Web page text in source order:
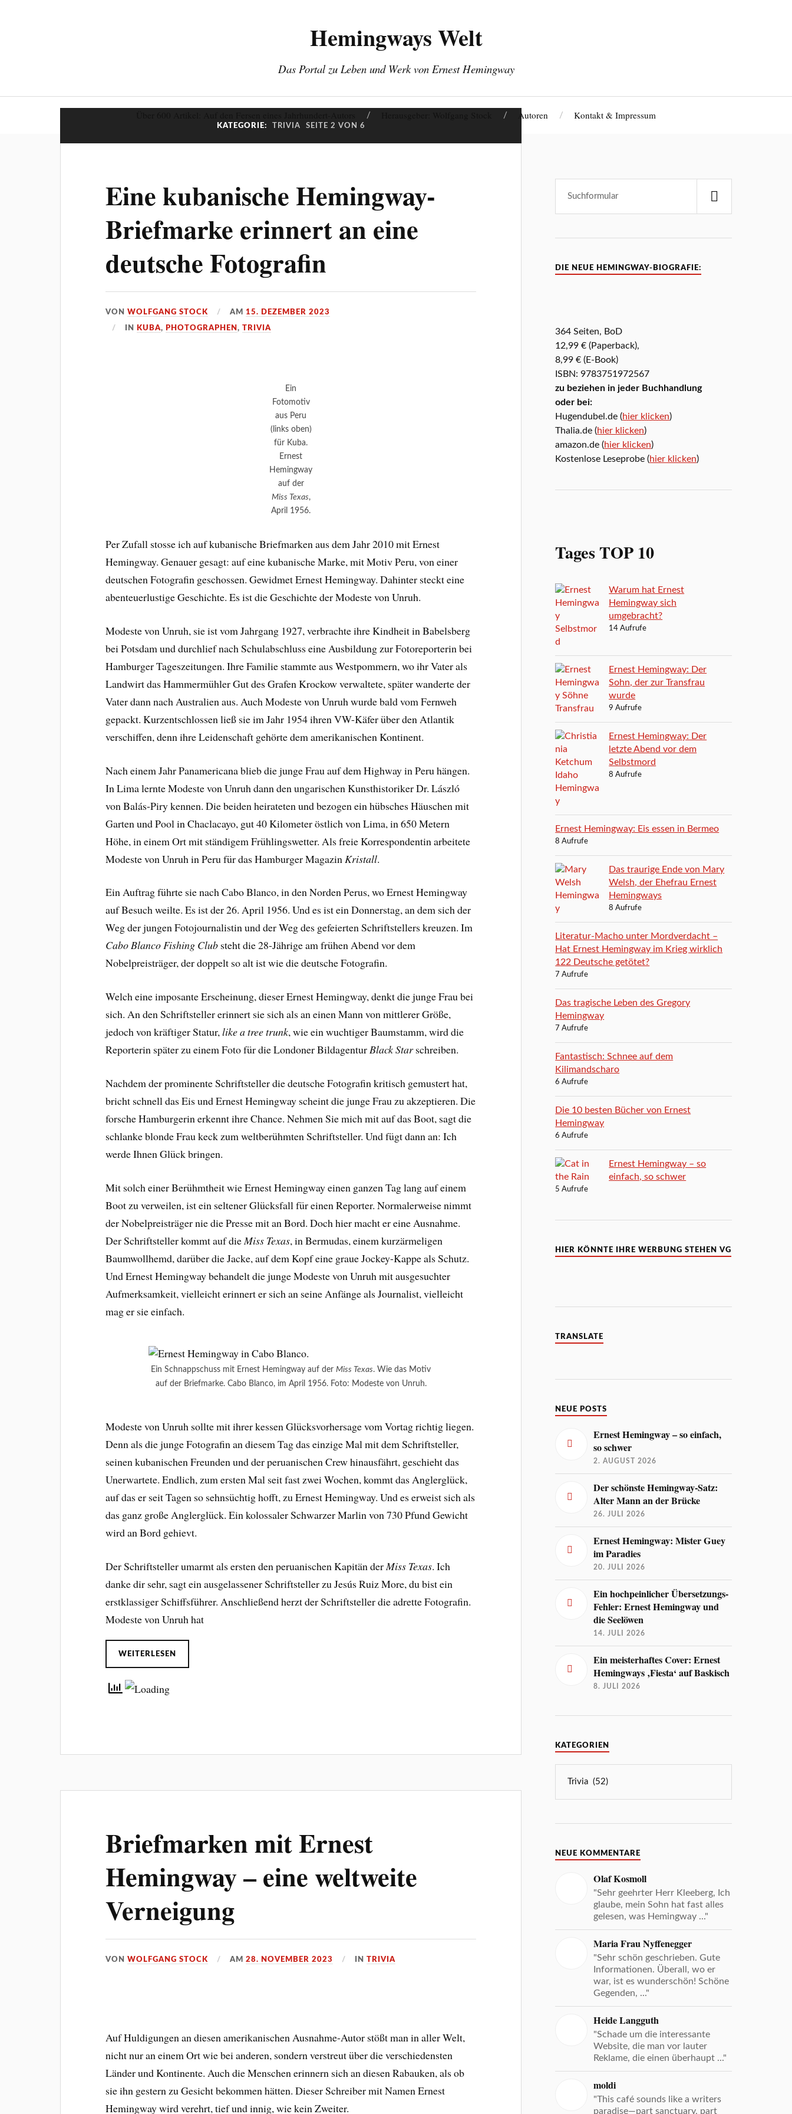
Hemingways Welt
Das Portal zu Leben und Werk von Ernest Hemingway
Autoren Kontakt & Impressum
KATEGORIE: TRIVIA SEITE 2 VON 6
Eine kubanische Hemingway-
Briefmarke erinnert an eine
deutsche Fotografin
VONWOLFGANG STOCK AM15. DEZEMBER 2023
IN KUBA, PHOTOGRAPHEN,TRIVIA
Ein
Fotomotiv
aus Peru
(links oben)
für Kuba.
Ernest
Hemingway
auf der
Miss Texas,
April 1956.
Per Zufall stosse ich auf kubanische Briefmarken aus dem Jahr 2010 mit Ernest
Hemingway. Genauer gesagt: auf eine kubanische Marke, mit Motiv Peru, von einer
deutschen Fotografin geschossen. Gewidmet Ernest Hemingway. Dahinter steckt eine
abenteuerlustige Geschichte. Es ist die Geschichte der Modeste von Unruh.
Modeste von Unruh, sie ist vom Jahrgang 1927, verbrachte ihre Kindheit in Babelsberg
bei Potsdam und durchlief nach Schulabschluss eine Ausbildung zur Fotoreporterin bei
Hamburger Tageszeitungen. Ihre Familie stammte aus Westpommern, wo ihr Vater als
Landwirt das Hammermühler Gut des Grafen Krockow verwaltete, später wanderte der
Vater dann nach Australien aus. Auch Modeste von Unruh wurde bald vom Fernweh
gepackt. Kurzentschlossen ließ sie im Jahr 1954 ihren VW-Käfer über den Atlantik
verschiffen, denn ihre Leidenschaft gehörte dem amerikanischen Kontinent.
Nach einem Jahr Panamericana blieb die junge Frau auf dem Highway in Peru hängen.
In Lima lernte Modeste von Unruh dann den ungarischen Kunsthistoriker Dr. László
von Balás-Piry kennen. Die beiden heirateten und bezogen ein hübsches Häuschen mit
Garten und Pool in Chaclacayo, gut 40 Kilometer östlich von Lima, in 650 Metern
Höhe, in einem Ort mit ständigem Frühlingswetter. Als freie Korrespondentin arbeitete
Modeste von Unruh in Peru für das Hamburger Magazin Kristall.
Ein Auftrag führte sie nach Cabo Blanco, in den Norden Perus, wo Ernest Hemingway
auf Besuch weilte. Es ist der 26. April 1956. Und es ist ein Donnerstag, an dem sich der
Weg der jungen Fotojournalistin und der Weg des gefeierten Schriftstellers kreuzen. Im
Cabo BlancoFishing Club steht die 28-Jährige am frühen Abend vor dem
Nobelpreisträger, der doppelt so alt ist wie die deutsche Fotografin.
Welch eine imposante Erscheinung, dieser Ernest Hemingway, denkt die junge Frau bei
sich. An den Schriftsteller erinnert sie sich als an einen Mann von mittlerer Größe,
jedoch von kräftiger Statur,like a tree trunk, wie ein wuchtiger Baumstamm, wird die
Reporterin später zu einem Foto für die Londoner BildagenturBlack Starschreiben.
Nachdem der prominente Schriftsteller die deutsche Fotografin kritisch gemustert hat,
bricht schnell das Eis und Ernest Hemingway scheint die junge Frau zu akzeptieren. Die
forsche Hamburgerin erkennt ihre Chance. Nehmen Sie mich mit auf das Boot, sagt die
schlanke blonde Frau keck zum weltberühmten Schriftsteller. Und fügt dann an: Ich
werde Ihnen Glück bringen.
Mit solch einer Berühmtheit wie Ernest Hemingway einen ganzen Tag lang auf einem
Boot zu verweilen, ist ein seltener Glücksfall für einen Reporter. Normalerweise nimmt
der Nobelpreisträger nie die Presse mit an Bord. Doch hier macht er eine Ausnahme.
Der Schriftsteller kommt auf die Miss Texas, in Bermudas, einem kurzärmeligen
Baumwollhemd, darüber die Jacke, auf dem Kopf eine graue Jockey-Kappe als Schutz.
Und Ernest Hemingway behandelt die junge Modeste von Unruh mit ausgesuchter
Aufmerksamkeit, vielleicht erinnert er sich an seine Anfänge als Journalist, vielleicht
mag er sie einfach.
Ein Schnappschuss mit Ernest Hemingway auf derMiss Texas. Wie das Motiv
auf der Briefmarke. Cabo Blanco, im April 1956. Foto: Modeste von Unruh.
Modeste von Unruh sollte mit ihrer kessen Glücksvorhersage vom Vortag richtig liegen.
Denn als die junge Fotografin an diesem Tag das einzige Mal mit dem Schriftsteller,
seinen kubanischen Freunden und der peruanischen Crew hinausfährt, geschieht das
Unerwartete. Endlich, zum ersten Mal seit fast zwei Wochen, kommt das Anglerglück,
auf das er seit Tagen so sehnsüchtig hofft, zu Ernest Hemingway. Und es erweist sich als
das ganz große Anglerglück. Ein kolossaler Schwarzer Marlin von 730 Pfund Gewicht
wird an Bord gehievt.
Der Schriftsteller umarmt als ersten den peruanischen Kapitän der Miss Texas. Ich
danke dir sehr, sagt ein ausgelassener Schriftsteller zu Jesús Ruiz More, du bist ein
erstklassiger Schiffsführer. Anschließend herzt der Schriftsteller die adrette Fotografin.
Modeste von Unruh hat
WEITERLESEN
Briefmarken mit Ernest
Hemingway – eine weltweite
Verneigung
VONWOLFGANG STOCK AM28. NOVEMBER 2023 INTRIVIA
Auf Huldigungen an diesen amerikanischen Ausnahme-Autor stößt man in aller Welt,
nicht nur an einem Ort wie bei anderen, sondern verstreut über die verschiedensten
Länder und Kontinente. Auch die Menschen erinnern sich an diesen Rabauken, als ob
sie ihn gestern zu Gesicht bekommen hätten. Dieser Schreiber mit Namen Ernest
Hemingway wird verehrt, tief und innig, wie kein Zweiter.
DIE NEUE HEMINGWAY-BIOGRAFIE:
364 Seiten, BoD
12,99 € (Paperback),
8,99 € (E-Book)
ISBN: 9783751972567
zu beziehen in jeder Buchhandlung
oder bei:
Hugendubel.de (hier klicken)
Thalia.de (hier klicken)
amazon.de (hier klicken)
Kostenlose Leseprobe (hier klicken)
Tages TOP 10
Warum hat Ernest
Hemingway sich
umgebracht?
14 Aufrufe
Ernest Hemingway: Der
Sohn, der zur Transfrau
wurde
9 Aufrufe
Ernest Hemingway: Der
letzte Abend vor dem
Selbstmord
8 Aufrufe
Ernest Hemingway: Eis essen in Bermeo
8 Aufrufe
Das traurige Ende von Mary
Welsh, der Ehefrau Ernest
Hemingways
8 Aufrufe
Literatur-Macho unter Mordverdacht –
Hat Ernest Hemingway im Krieg wirklich
122 Deutsche getötet?
7 Aufrufe
Das tragische Leben des Gregory
Hemingway
7 Aufrufe
Fantastisch: Schnee auf dem
Kilimandscharo
6 Aufrufe
Die 10 besten Bücher von Ernest
Hemingway
6 Aufrufe
Ernest Hemingway – so
einfach, so schwer
5 Aufrufe
HIER KÖNNTE IHRE WERBUNG STEHEN VG
TRANSLATE
NEUE POSTS
Ernest Hemingway – so einfach,
so schwer
2. AUGUST 2026
Der schönste Hemingway-Satz:
Alter Mann an der Brücke
26. JULI 2026
Ernest Hemingway: Mister Guey
im Paradies
20. JULI 2026
Ein hochpeinlicher Übersetzungs-
Fehler: Ernest Hemingway und
die Seelöwen
14. JULI 2026
Ein meisterhaftes Cover: Ernest
Hemingways ‚Fiesta‘ auf Baskisch
8. JULI 2026
KATEGORIEN
NEUE KOMMENTARE
Olaf Kosmoll
"Sehr geehrter Herr Kleeberg, Ich
glaube, mein Sohn hat fast alles
gelesen, was Hemingway ..."
Maria Frau Nyffenegger
"Sehr schön geschrieben. Gute
Informationen. Überall, wo er
war, ist es wunderschön! Schöne
Gegenden, ..."
Heide Langguth
"Schade um die interessante
Website, die man vor lauter
Reklame, die einen überhaupt ..."
moldi
"This café sounds like a writers
paradise—part sanctuary, part